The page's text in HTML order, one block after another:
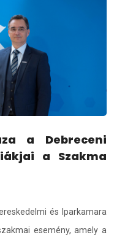
a Debreceni
a Szakma
és Iparkamara
esemény, amely a